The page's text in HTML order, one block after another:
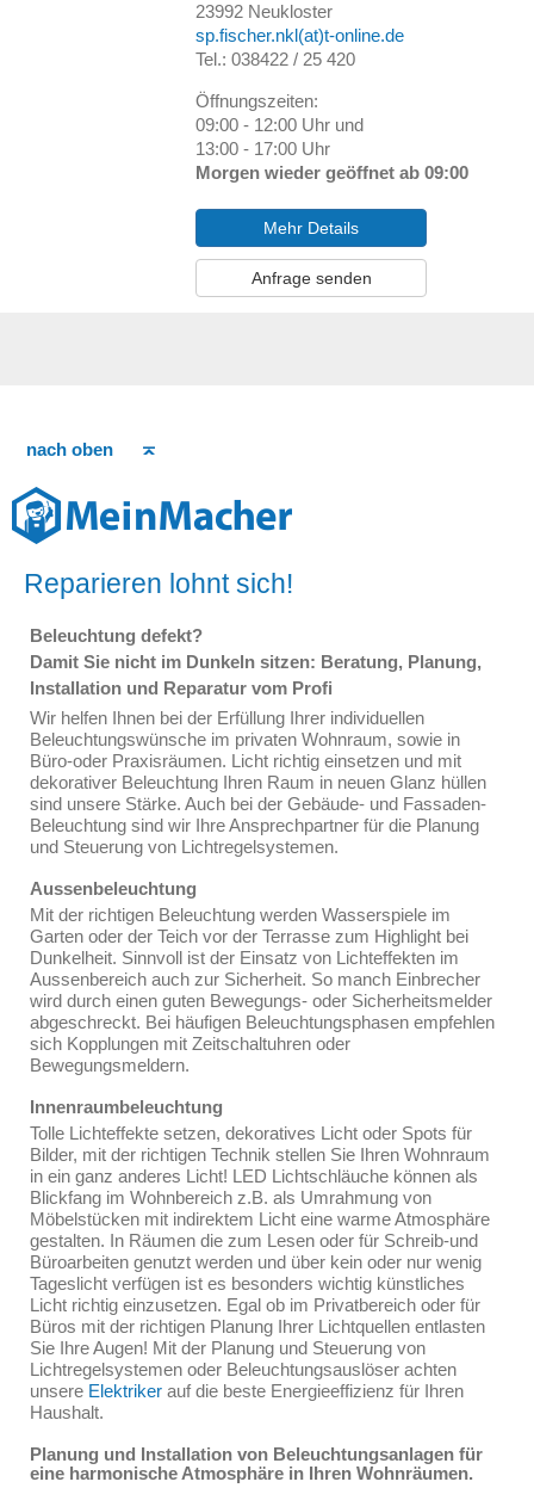
23992 Neukloster
sp.fischer.nkl(at)t-online.de
Tel.: 038422 / 25 420
Öffnungszeiten:
09:00 - 12:00 Uhr und
13:00 - 17:00 Uhr
Morgen wieder geöffnet ab 09:00
Mehr Details
Anfrage senden
nach oben
Reparieren lohnt sich!
Beleuchtung defekt?
Damit Sie nicht im Dunkeln sitzen: Beratung, Planung,
Installation und Reparatur vom Profi
Wir helfen Ihnen bei der Erfüllung Ihrer individuellen
Beleuchtungswünsche im privaten Wohnraum, sowie in
Büro-oder Praxisräumen. Licht richtig einsetzen und mit
dekorativer Beleuchtung Ihren Raum in neuen Glanz hüllen
sind unsere Stärke. Auch bei der Gebäude- und Fassaden-
Beleuchtung sind wir Ihre Ansprechpartner für die Planung
und Steuerung von Lichtregelsystemen.
Aussenbeleuchtung
Mit der richtigen Beleuchtung werden Wasserspiele im
Garten oder der Teich vor der Terrasse zum Highlight bei
Dunkelheit. Sinnvoll ist der Einsatz von Lichteffekten im
Aussenbereich auch zur Sicherheit. So manch Einbrecher
wird durch einen guten Bewegungs- oder Sicherheitsmelder
abgeschreckt. Bei häufigen Beleuchtungsphasen empfehlen
sich Kopplungen mit Zeitschaltuhren oder
Bewegungsmeldern.
Innenraumbeleuchtung
Tolle Lichteffekte setzen, dekoratives Licht oder Spots für
Bilder, mit der richtigen Technik stellen Sie Ihren Wohnraum
in ein ganz anderes Licht! LED Lichtschläuche können als
Blickfang im Wohnbereich z.B. als Umrahmung von
Möbelstücken mit indirektem Licht eine warme Atmosphäre
gestalten. In Räumen die zum Lesen oder für Schreib-und
Büroarbeiten genutzt werden und über kein oder nur wenig
Tageslicht verfügen ist es besonders wichtig künstliches
Licht richtig einzusetzen. Egal ob im Privatbereich oder für
Büros mit der richtigen Planung Ihrer Lichtquellen entlasten
Sie Ihre Augen! Mit der Planung und Steuerung von
Lichtregelsystemen oder Beleuchtungsauslöser achten
unsere Elektriker auf die beste Energieeffizienz für Ihren
Haushalt.
Planung und Installation von Beleuchtungsanlagen für
eine harmonische Atmosphäre in Ihren Wohnräumen.